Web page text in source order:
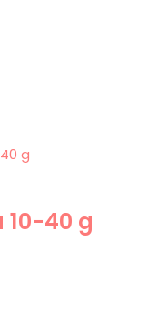
40 g